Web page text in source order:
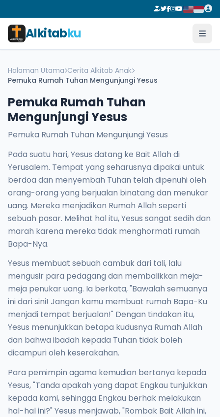
Alkitabku
Halaman Utama Cerita Alkitab Anak
Pemuka Rumah Tuhan Mengunjungi Yesus
Pemuka Rumah Tuhan
Mengunjungi Yesus
Pemuka Rumah Tuhan Mengunjungi Yesus
Pada suatu hari, Yesus datang ke Bait Allah di
Yerusalem. Tempat yang seharusnya dipakai untuk
berdoa dan menyembah Tuhan telah dipenuhi oleh
orang-orang yang berjualan binatang dan menukar
uang. Mereka menjadikan Rumah Allah seperti
sebuah pasar. Melihat hal itu, Yesus sangat sedih dan
marah karena mereka tidak menghormati rumah
Bapa-Nya.
Yesus membuat sebuah cambuk dari tali, lalu
mengusir para pedagang dan membalikkan meja-
meja penukar uang. Ia berkata, "Bawalah semuanya
ini dari sini! Jangan kamu membuat rumah Bapa-Ku
menjadi tempat berjualan!" Dengan tindakan itu,
Yesus menunjukkan betapa kudusnya Rumah Allah
dan bahwa ibadah kepada Tuhan tidak boleh
dicampuri oleh keserakahan.
Para pemimpin agama kemudian bertanya kepada
Yesus, "Tanda apakah yang dapat Engkau tunjukkan
kepada kami, sehingga Engkau berhak melakukan
hal-hal ini?" Yesus menjawab, "Rombak Bait Allah ini,